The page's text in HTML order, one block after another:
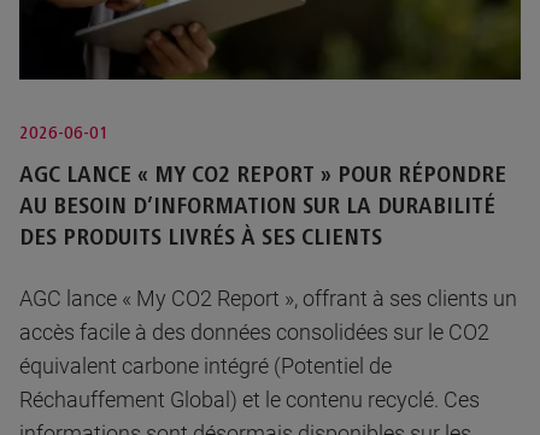
2026-06-01
AGC LANCE « MY CO2 REPORT » POUR RÉPONDRE
AU BESOIN D’INFORMATION SUR LA DURABILITÉ
DES PRODUITS LIVRÉS À SES CLIENTS
AGC lance « My CO2 Report », offrant à ses clients un
accès facile à des données consolidées sur le CO2
équivalent carbone intégré (Potentiel de
Réchauffement Global) et le contenu recyclé. Ces